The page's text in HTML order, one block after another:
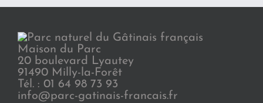
Maison du Parc
20 boulevard Lyautey
91490 Milly-la-Forêt
Tél. : 01 64 98 73 93
info@parc-gatinais-francais.fr